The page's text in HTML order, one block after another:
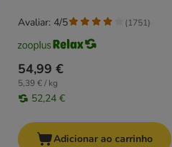
54,99 €
5,39 € / kg
52,24 €
Avaliar: 4/5 (1751)
Adicionar ao carrinho